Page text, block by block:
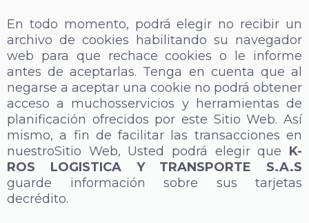
En todo momento, podrá elegir no recibir un
archivo de cookies habilitando su navegador
web para que rechace cookies o le informe
antes de aceptarlas. Tenga en cuenta que al
negarse a aceptar una cookie no podrá obtener
acceso a muchosservicios y herramientas de
planificación ofrecidos por este Sitio Web. Así
mismo, a fin de facilitar las transacciones en
nuestroSitio Web, Usted podrá elegir que K-
ROS LOGISTICA Y TRANSPORTE S.A.S
guarde información sobre sus tarjetas
decrédito.